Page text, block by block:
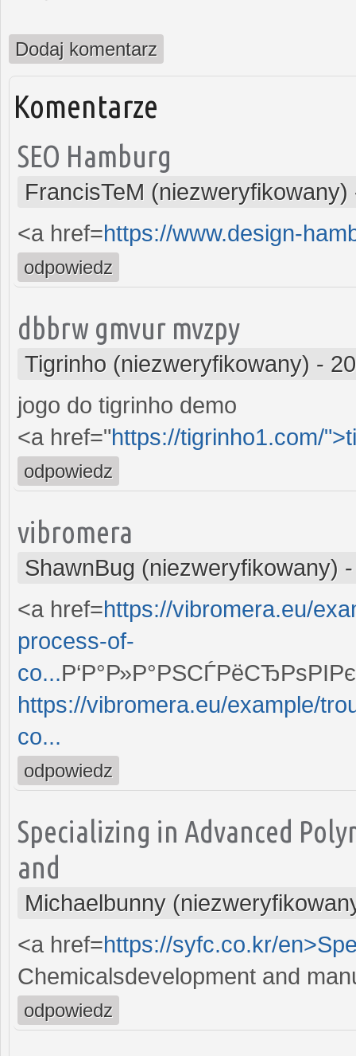
Dodaj komentarz
Komentarze
SEO Hamburg
FrancisTeM (niezweryfikowany)
<a href=https://www.design-
odpowiedz
dbbrw gmvur mvzpy
Tigrinho (niezweryfikowany) -
jogo do tigrinho demo
<a href="https://tigrinho1.com/
odpowiedz
vibromera
ShawnBug (niezweryfikowany)
<a href=https://vibromera.eu/
process-of-
co...
https://vibromera.eu/example/
co...
odpowiedz
Specializing in Advanced
and
Michaelbunny
<a href=https://syfc.co.kr/
Chemicalsdevelopment and
odpowiedz